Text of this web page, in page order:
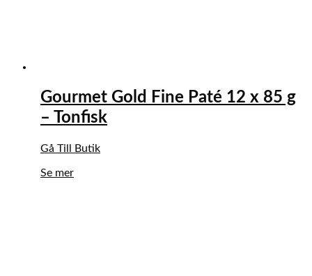
Gourmet Gold Fine Paté 12 x 85 g
– Tonfisk
Gå Till Butik
Se mer